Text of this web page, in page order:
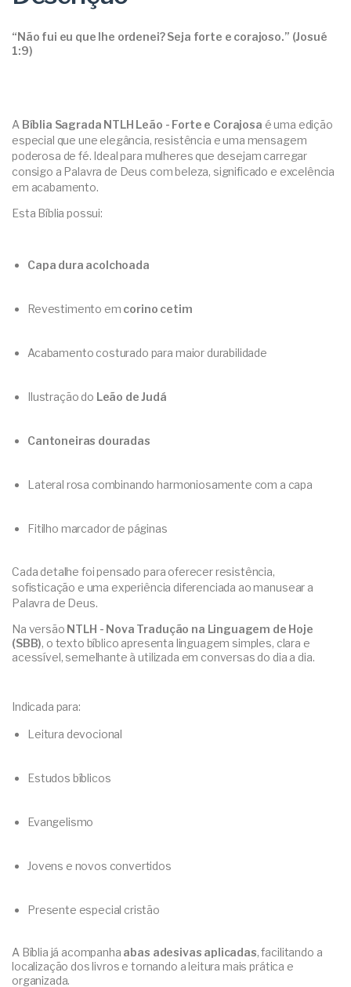
“Não fui eu que lhe ordenei? Seja forte e corajoso.” (Josué
1:9)
A Bíblia Sagrada NTLH Leão - Forte e Corajosa é uma edição
especial que une elegância, resistência e uma mensagem
poderosa de fé. Ideal para mulheres que desejam carregar
consigo a Palavra de Deus com beleza, significado e excelência
em acabamento.
Esta Bíblia possui:
Capa dura acolchoada
Revestimento em corino cetim
Acabamento costurado para maior durabilidade
Ilustração do Leão de Judá
Cantoneiras douradas
Lateral rosa combinando harmoniosamente com a capa
Fitilho marcador de páginas
Cada detalhe foi pensado para oferecer resistência,
sofisticação e uma experiência diferenciada ao manusear a
Palavra de Deus.
Na versão NTLH - Nova Tradução na Linguagem de Hoje
(SBB), o texto bíblico apresenta linguagem simples, clara e
acessível, semelhante à utilizada em conversas do dia a dia.
Indicada para:
Leitura devocional
Estudos bíblicos
Evangelismo
Jovens e novos convertidos
Presente especial cristão
A Bíblia já acompanha abas adesivas aplicadas, facilitando a
localização dos livros e tornando a leitura mais prática e
organizada.